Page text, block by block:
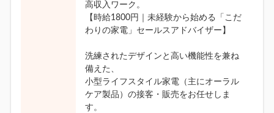
高収入ワーク。
【時給1800円｜未経験から始める「こだ
わりの家電」セールスアドバイザー】
洗練されたデザインと高い機能性を兼ね
備えた、
小型ライフスタイル家電（主にオーラル
ケア製品）の接客・販売をお任せしま
す。